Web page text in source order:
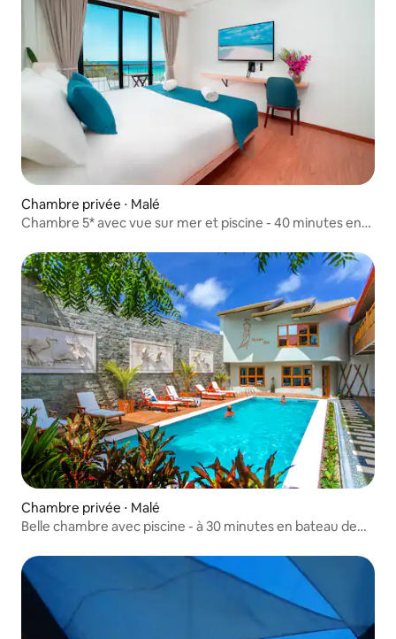
Chambre privée ⋅ Malé
Chambre 5* avec vue sur mer et piscine - 40 minutes en
Chambre privée ⋅ Malé
Belle chambre avec piscine - à 30 minutes en bateau de